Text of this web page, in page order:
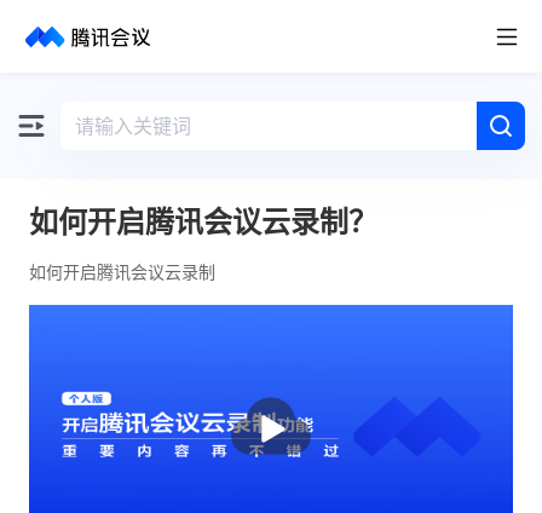
取消
如何开启腾讯会议云录制？
如何开启腾讯会议云录制
放